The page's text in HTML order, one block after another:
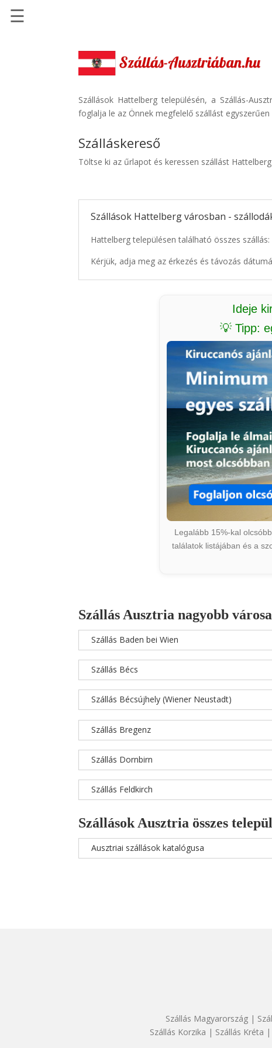
Szállásinfo.eu
Repülőjegy
Autóbérlés
☰
Szállások Hattelberg településén, a Szállás-
foglalja le az Önnek megfelelő szállást egyszerűen
Szálláskereső
Töltse ki az űrlapot és keressen szállást
Szállások Hattelberg városban -
Hattelberg településen található összes szállás:
Kérjük, adja meg az érkezés és távozás
Ideje
💡 Tipp:
Legalább 15%-kal
találatok listájában és a
Szállás Ausztria nagyobb
Szállás Baden bei Wien
Szállás Bécs
Szállás Bécsújhely (Wiener Neustadt)
Szállás Bregenz
Szállás Dornbirn
Szállás Feldkirch
Szállások Ausztria összes
Ausztriai szállások katalógusa
Szállás Magyarország |
Szállás Korzika | Szállás Kréta |